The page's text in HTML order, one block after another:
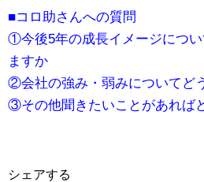
■コロ助さんへの質問
①今後5年の成長イメージにつ
ますか
②会社の強み・弱みについてど
③その他聞きたいことがあれば
シェアする